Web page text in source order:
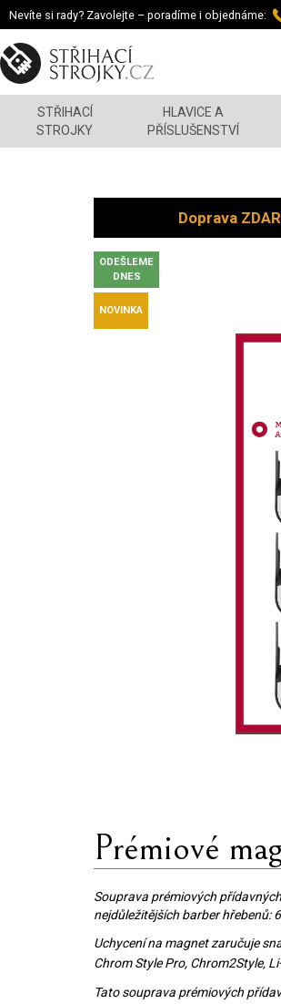
Nevíte si rady? Zavolejte – poradíme i objednáme:
STŘIHACÍ
STROJKY
HLAVICE A
PŘÍSLUŠENSTVÍ
Doprava
ODEŠLEME
DNES
NOVINKA
Prémiové
Souprava prémiových
nejdůležitějších barber hřebenů:
Uchycení na magnet zaručuje
Chrom Style Pro, Chrom2Style,
Tato souprava prémiových